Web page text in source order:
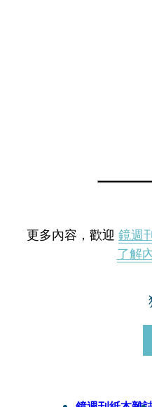
更多內容，歡迎 鏡週
了解